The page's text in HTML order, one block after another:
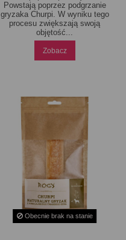
Powstają poprzez podgrzanie
gryzaka Churpi. W wyniku tego
procesu zwiększają swoją
objętość...
Zobacz
Obecnie brak na stanie